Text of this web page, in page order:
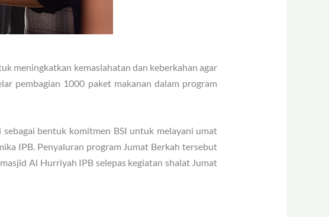
meningkatkan kemaslahatan dan keberkahan agar
pembagian 1000 paket makanan dalam program
bentuk komitmen BSI untuk melayani umat
IPB. Penyaluran program Jumat Berkah tersebut
Al Hurriyah IPB selepas kegiatan shalat Jumat